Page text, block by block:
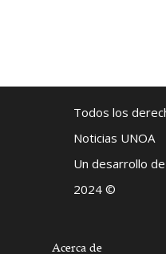
Todos los
Noticias UNOA
Un desarrollo
2024 ©
Acerca de